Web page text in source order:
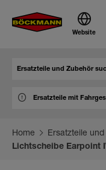
Website
Home
Ersatzteile
Lichtscheibe Earpoint